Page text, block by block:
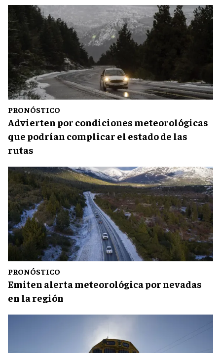
PRONÓSTICO
Advierten por condiciones meteorológicas
que podrían complicar el estado de las
rutas
PRONÓSTICO
Emiten alerta meteorológica por nevadas
en la región